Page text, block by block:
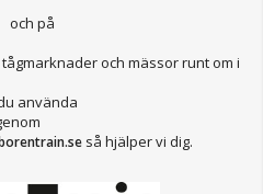
och på
och mässor runt om i
använda
så hjälper vi dig.